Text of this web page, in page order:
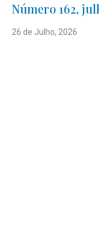
Número 162,
26 de Julho, 2026